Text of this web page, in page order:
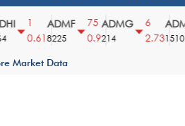
0.61
ADMF
8225
75
0.9
ADMG
214
2.73
ADMR
1510
Market Data